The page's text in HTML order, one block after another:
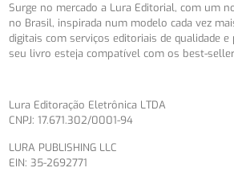
Surge no mercado a Lura Editorial, com um
no Brasil, inspirada num modelo cada vez
digitais com serviços editoriais de qualidade
seu livro esteja compatível com os best-
Lura Editoração Eletrônica LTDA
CNPJ: 17.671.302/0001-94
LURA PUBLISHING LLC
EIN: 35-2692771